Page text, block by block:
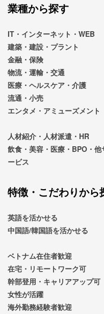
業種から探す
IT・インターネット・WEB
建築・建設・プラント
金融・保険
物流・運輸・交通
医療・ヘルスケア・介護
流通・小売
エンタメ・アミューズメント
人材紹介・人材派遣・HR
飲食・美容・医療・BPO・他
ービス
特徴・こだわりから
英語を活かせる
中国語/韓国語を活かせる
ベトナム在住者歓迎
在宅・リモートワーク可
幹部登用・キャリアアップ可
女性が活躍
海外勤務経験者歓迎